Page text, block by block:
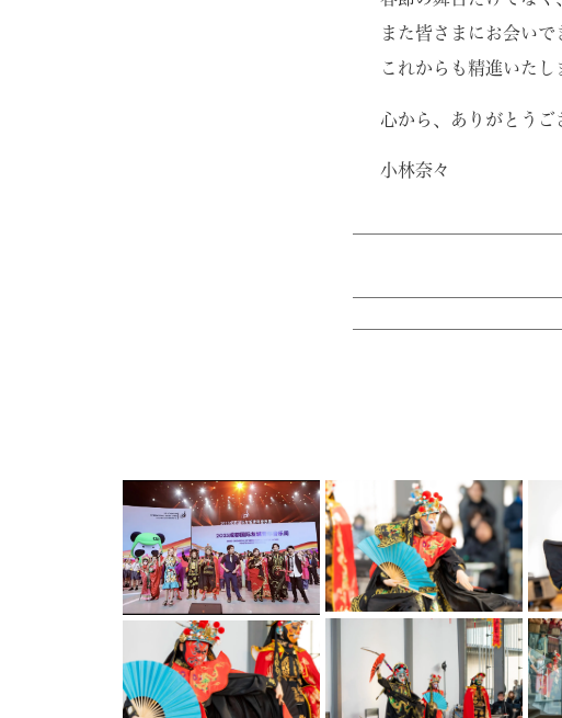
また皆さまにお会いで
これからも精進いたし
心から、ありがとうご
小林奈々